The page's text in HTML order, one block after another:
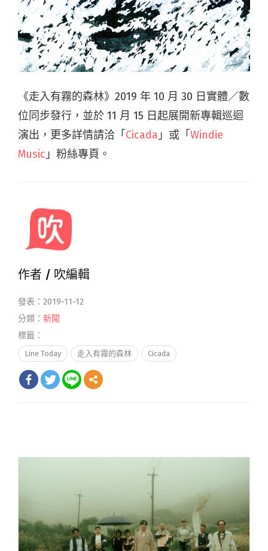
《走入有霧的森林》2019 年 10 月 30 日實體／數
位同步發行，並於 11 月 15 日起展開新專輯巡迴
演出，更多詳情請洽「Cicada 」或「Windie
Music 」粉絲專頁。
作者 / 吹編輯
發表：2019-11-12
分類： 新聞
標籤：
Line Today 走入有霧的森林 Cicada